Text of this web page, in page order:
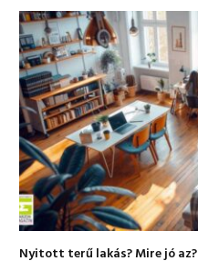
Nyitott terű lakás? Mire jó az?